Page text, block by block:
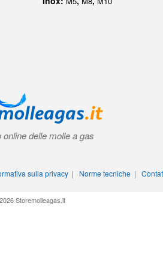
online delle molle a gas
sulla privacy| Norme tecniche|
Storemolleagas.it